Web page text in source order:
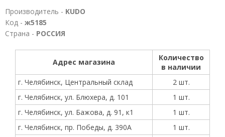
Производитель - KUDO
Код - ж5185
Страна - РОССИЯ
Адрес магазина
Количество
в наличии
г. Челябинск, Центральный склад
2 шт.
г. Челябинск, ул. Блюхера, д. 101
1 шт.
г. Челябинск, ул. Бажова, д. 91, к1
1 шт.
г. Челябинск, пр. Победы, д. 390А
1 шт.